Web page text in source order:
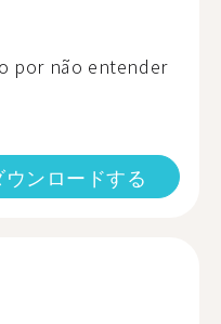
por não entender
ンロードする